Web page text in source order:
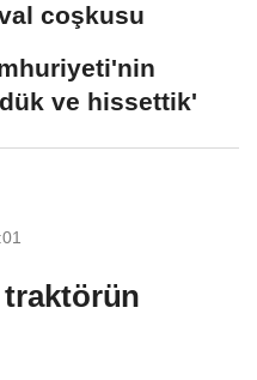
coşkusu
ve hissettik'